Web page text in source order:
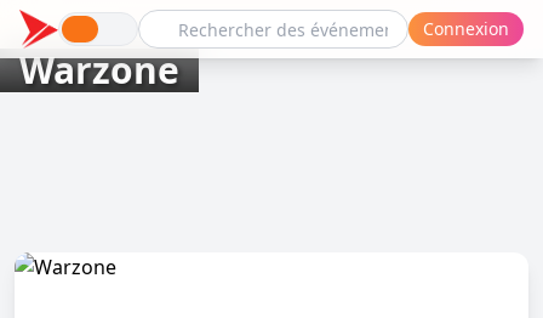
Connexion
Warzone